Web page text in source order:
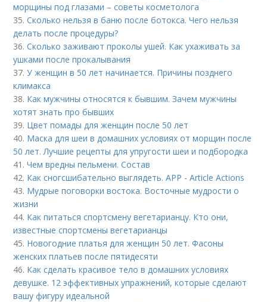
морщины под глазами – советы косметолога
35.Сколько нельзя в баню после ботокса. Чего нельзя
делать после процедуры?
36.Сколько заживают проколы ушей. Как ухаживать за
ушками после прокалывания
37.У женщин в 50 лет начинается. Причины позднего
климакса
38. Как мужчины относятся к бывшим. Зачем мужчины
хотят знать про бывших
39. Цвет помады для женщин после 50 лет
40. Маска для шеи в домашних условиях от морщин после
50 лет. Лучшие рецепты для упругости шеи и подбородка
41.Чем вредны пельмени. Состав
42. Как сногсшибательно выглядеть. APP - Article Actions
43. Мудрые поговорки востока. Восточные мудрости о
жизни
44. Как питаться спортсмену вегетарианцу. Кто они,
известные спортсмены вегетарианцы
45. Новогодние платья для женщин 50 лет. Фасоны
женских платьев после пятидесяти
46. Как сделать красивое тело в домашних условиях
девушке. 12 эффективных упражнений, которые сделают
вашу фигуру идеальной